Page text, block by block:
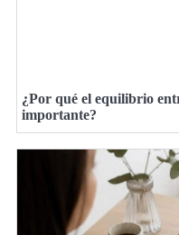
¿Por qué el equilibrio
importante?